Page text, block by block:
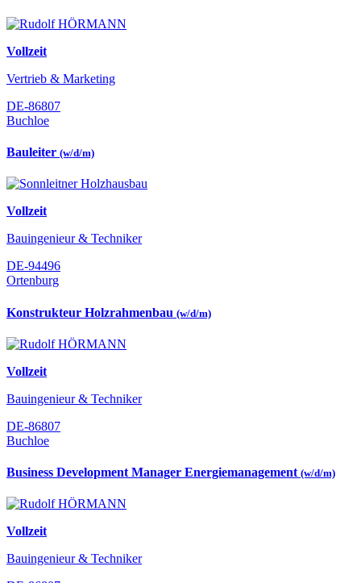
Vollzeit
Vertrieb & Marketing
DE-86807
Buchloe
Bauleiter (w/d/m)
Vollzeit
Bauingenieur & Techniker
DE-94496
Ortenburg
Konstrukteur Holzrahmenbau (w/d/m)
Vollzeit
Bauingenieur & Techniker
DE-86807
Buchloe
Business Development Manager Energiemanagement (w/d/m)
Vollzeit
Bauingenieur & Techniker